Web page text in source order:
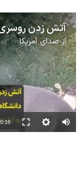
ازصدای آمریکا
available
0:16